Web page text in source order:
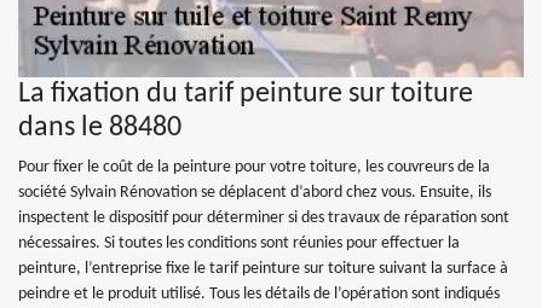
La fixation du tarif peinture sur toiture
dans le 88480
Pour fixer le coût de la peinture pour votre toiture, les couvreurs de la
société Sylvain Rénovation se déplacent d’abord chez vous. Ensuite, ils
inspectent le dispositif pour déterminer si des travaux de réparation sont
nécessaires. Si toutes les conditions sont réunies pour effectuer la
peinture, l’entreprise fixe le tarif peinture sur toiture suivant la surface à
peindre et le produit utilisé. Tous les détails de l’opération sont indiqués